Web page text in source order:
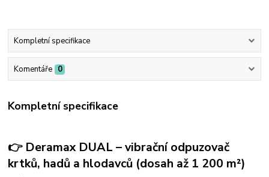
Kompletní specifikace
Komentáře 0
Kompletní specifikace
👉 Deramax DUAL – vibrační odpuzovač
krtků, hadů a hlodavců (dosah až 1 200 m²)